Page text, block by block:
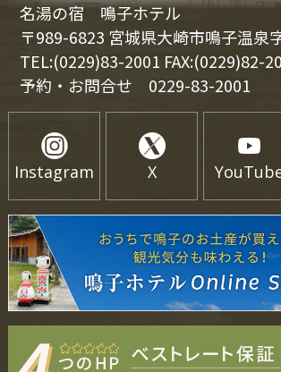
名湯の宿 鳴子ホテル
〒989-6823 宮城県大崎市鳴子温泉
TEL:(0229)83-2001 FAX:(0229)82-
予約・お問合せ 0229-83-2001
Instagram X